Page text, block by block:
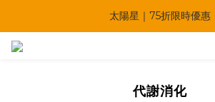
🔥父親節多重優惠一次享！
太陽星｜75折限時優惠
代謝消化